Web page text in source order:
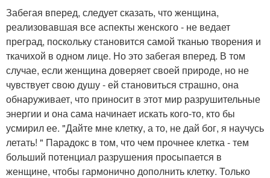
Забегая вперед, следует сказать, что женщина,
реализовавшая все аспекты женского - не ведает
преград, поскольку становится самой тканью творения и
ткачихой в одном лице. Но это забегая вперед. В том
случае, если женщина доверяет своей природе, но не
чувствует свою душу - ей становиться страшно, она
обнаруживает, что приносит в этот мир разрушительные
энергии и она сама начинает искать кого-то, кто бы
усмирил ее. "Дайте мне клетку, а то, не дай бог, я научусь
летать! " Парадокс в том, что чем прочнее клетка - тем
больший потенциал разрушения просыпается в
женщине, чтобы гармонично дополнить клетку. Только